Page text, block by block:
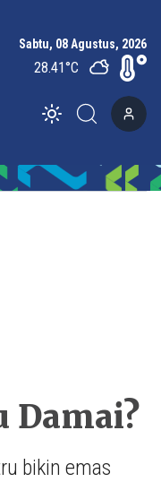
Sabtu, 08 Agustus, 2026
28.41°C
Toggle theme
Damai?
bikin emas